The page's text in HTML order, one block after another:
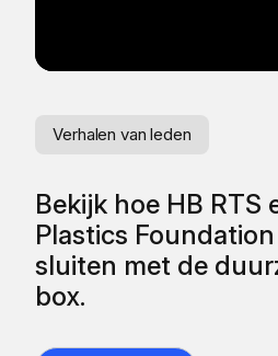
Verhalen van leden
Bekijk hoe HB RTS
Plastics
sluiten met de
box.